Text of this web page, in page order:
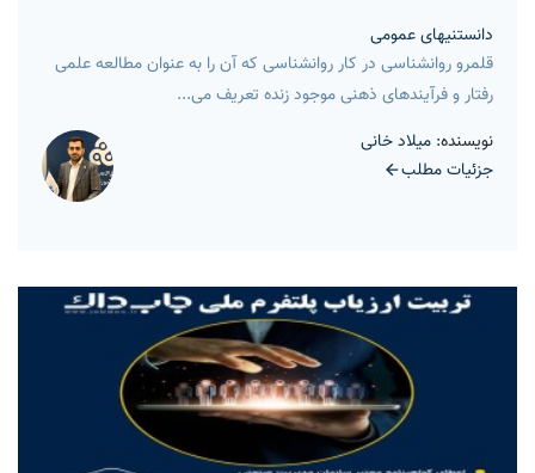
دانستنیهای عمومی
قلمرو روانشناسی در کار روانشناسی که آن را به عنوان مطالعه علمی
رفتار و فرآیندهای ذهنی موجود زنده تعریف می...
نویسنده: میلاد خانی
جزئیات مطلب